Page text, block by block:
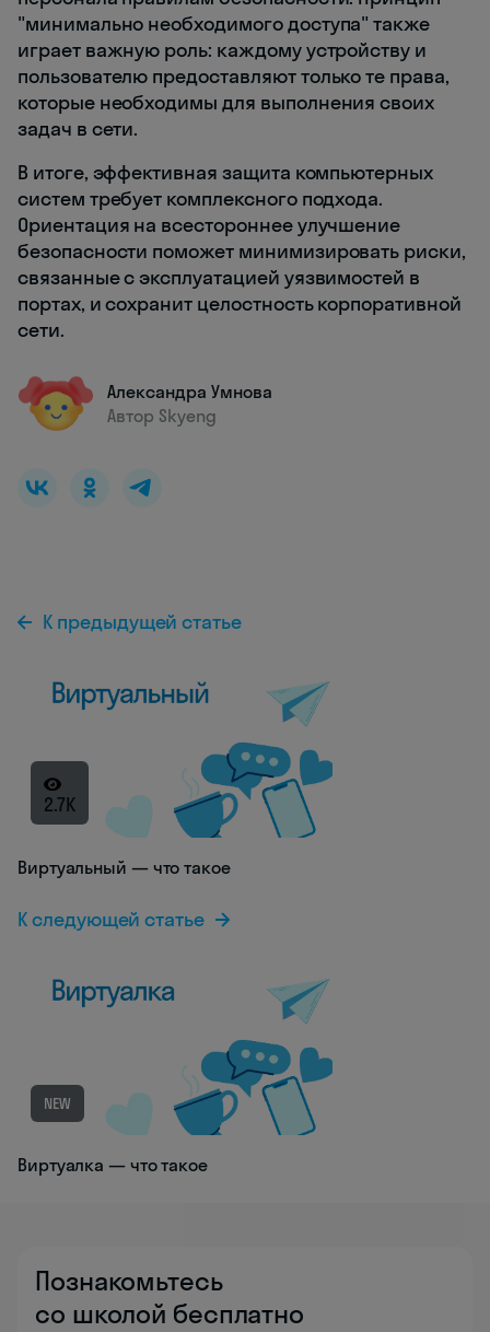
"минимально необходимого доступа" также
играет важную роль: каждому устройству и
пользователю предоставляют только те права,
которые необходимы для выполнения своих
задач в сети.
В итоге, эффективная защита компьютерных
систем требует комплексного подхода.
Ориентация на всестороннее улучшение
безопасности поможет минимизировать риски,
связанные с эксплуатацией уязвимостей в
портах, и сохранит целостность корпоративной
сети.
Александра Умнова
Автор Skyeng
К предыдущей статье
2.7K
Виртуальный — что такое
К следующей статье
NEW
Виртуалка — что такое
Познакомьтесь
со школой бесплатно